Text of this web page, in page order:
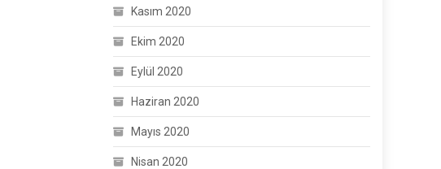
Kasım 2020
Ekim 2020
Eylül 2020
Haziran 2020
Mayıs 2020
Nisan 2020